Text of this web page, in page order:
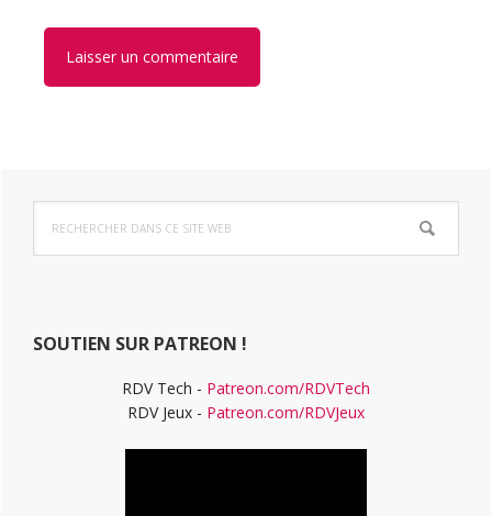
Barre
latérale
dans
ce
SOUTIEN SUR PATREON !
RDV Tech - Patreon.com/RDVTech
RDV Jeux - Patreon.com/RDVJeux